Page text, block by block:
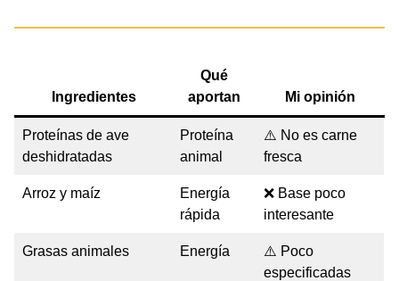
Ingredientes
Qué
aportan
Mi opinión
Proteínas de ave
deshidratadas
Proteína
animal
⚠️ No es carne
fresca
Arroz y maíz
Energía
rápida
❌ Base poco
interesante
Grasas animales Energía
⚠️ Poco
especificadas